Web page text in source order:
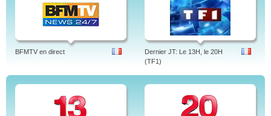
BFMTV en direct
Dernier JT: Le 13H, le 20H
(TF1)